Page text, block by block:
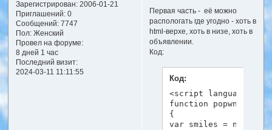
Зарегистрирован: 2006-01-21
Приглашений:0
Сообщений:7747
Пол:Женский
Провел на форуме:
8 дней 1 час
Последний визит:
2024-03-11 11:11:55
Первая часть - её можно
распологать где угодно - хоть в
html-верхе, хоть в низе, хоть в
объявлении.
Код:
Код:
<script
function popwnd()
{
var smiles = new